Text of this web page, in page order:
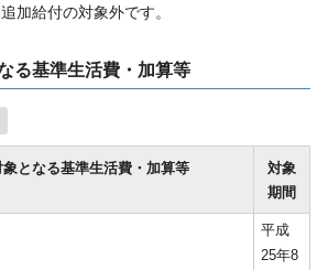
加給付の対象外です。
る基準生活費・加算等
となる基準生活費・加算等
対象
期間
平成
25年8